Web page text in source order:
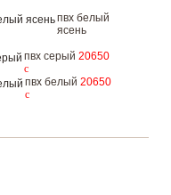
пвх белый
ясень
пвх серый 20650
c
пвх белый 20650
c